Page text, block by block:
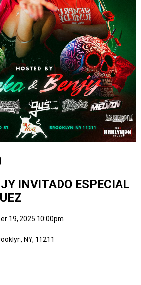
INVITADO ESPECIAL
19, 2025 10:00pm
NY, 11211